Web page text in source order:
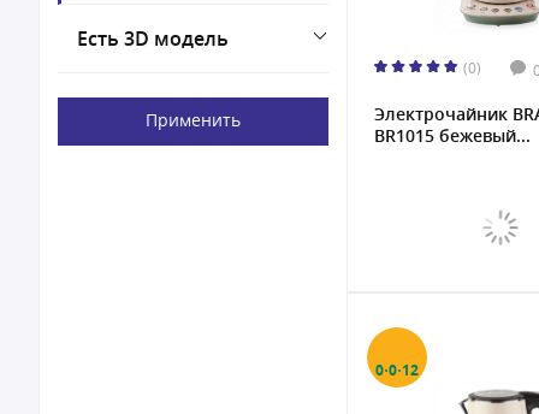
Есть 3D модель
Применить
(0) 0
Электрочайник
BR1015 бежевый...
0·0·12